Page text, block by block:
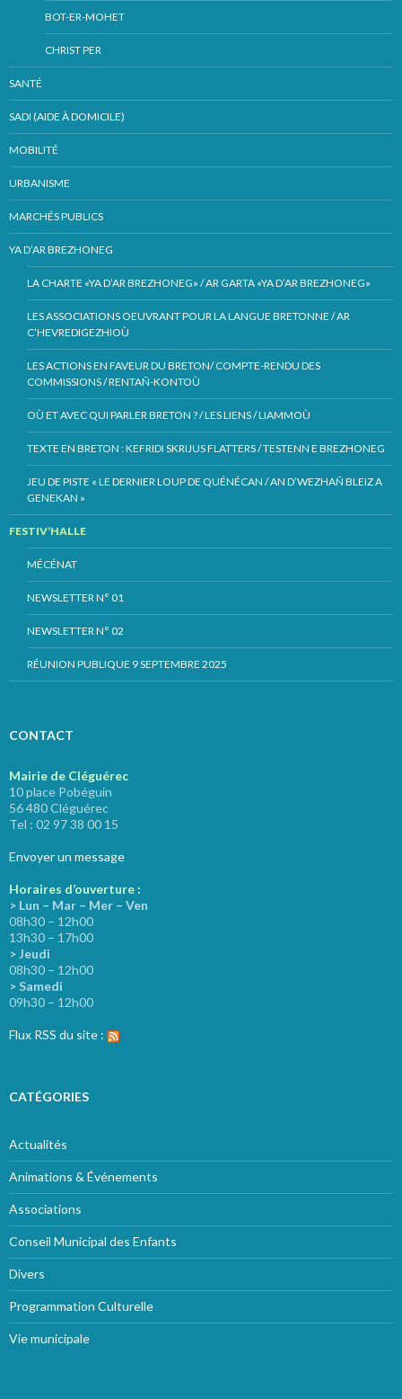
BOT-ER-MOHET
CHRIST PER
SANTÉ
SADI (AIDE À DOMICILE)
MOBILITÉ
URBANISME
MARCHÉS PUBLICS
YA D’AR BREZHONEG
LA CHARTE «YA D’AR BREZHONEG» / AR GARTA «YA D’AR BREZHONEG»
LES ASSOCIATIONS OEUVRANT POUR LA LANGUE BRETONNE / AR
C’HEVREDIGEZHIOÙ
LES ACTIONS EN FAVEUR DU BRETON/ COMPTE-RENDU DES
COMMISSIONS / RENTAÑ-KONTOÙ
OÙ ET AVEC QUI PARLER BRETON ? / LES LIENS / LIAMMOÙ
TEXTE EN BRETON : KEFRIDI SKRIJUS FLATTERS / TESTENN E BREZHONEG
JEU DE PISTE « LE DERNIER LOUP DE QUÉNÉCAN / AN D’WEZHAÑ BLEIZ A
GENEKAN »
FESTIV’HALLE
MÉCÉNAT
NEWSLETTER N° 01
NEWSLETTER N° 02
RÉUNION PUBLIQUE 9 SEPTEMBRE 2025
CONTACT
Mairie de Cléguérec
10 place Pobéguin
56 480 Cléguérec
Tel : 02 97 38 00 15
Envoyer un message
Horaires d’ouverture :
> Lun – Mar – Mer – Ven
08h30 – 12h00
13h30 – 17h00
> Jeudi
08h30 – 12h00
> Samedi
09h30 – 12h00
Flux RSS du site :
CATÉGORIES
Actualités
Animations & Événements
Associations
Conseil Municipal des Enfants
Divers
Programmation Culturelle
Vie municipale